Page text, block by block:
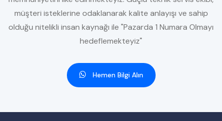
müşteri isteklerine odaklanarak kalite anlayışı ve sahip
olduğu nitelikli insan kaynağı ile "Pazarda 1 Numara Olmayı
hedeflemekteyiz"
Hemen Bilgi Alın